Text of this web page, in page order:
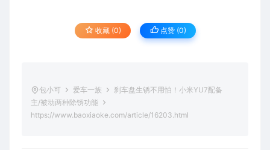
收藏 (0) 点赞 (0)
包小可 爱车一族
刹车盘生锈不用怕！小米YU7配备
主/被动两种除锈功能
https://www.baoxiaoke.com/article/16203.html